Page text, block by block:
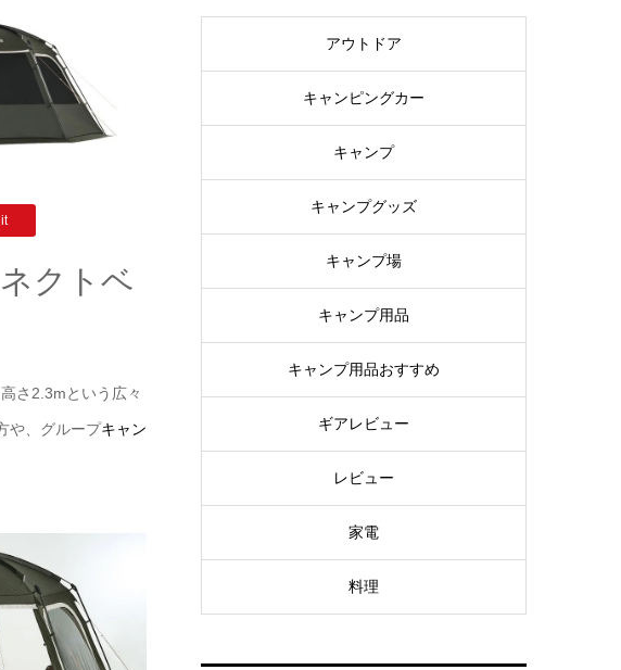
クトベ
さ2.3mという広々
や、グループキャン
アウトドア
キャンピングカー
キャンプ
キャンプグッズ
キャンプ場
キャンプ用品
キャンプ用品おすすめ
ギアレビュー
レビュー
家電
料理